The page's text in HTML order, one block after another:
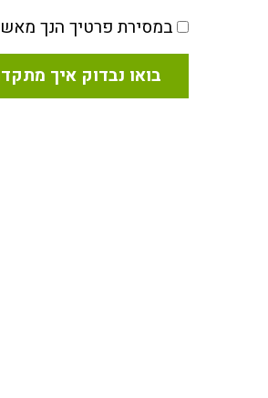
במסירת פרטיך הנך
בואו נבדוק איך